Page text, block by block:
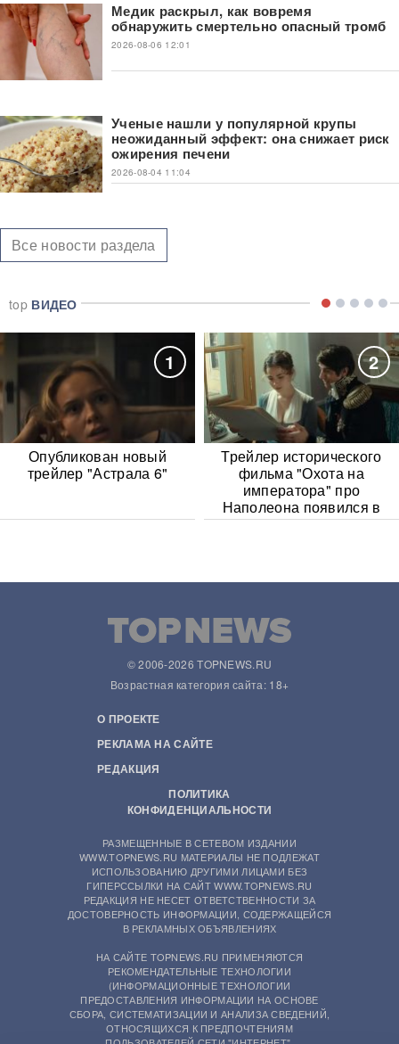
Медик раскрыл, как вовремя
обнаружить смертельно опасный тромб
2026-08-06 12:01
Ученые нашли у популярной крупы
неожиданный эффект: она снижает риск
ожирения печени
2026-08-04 11:04
Все новости раздела
top ВИДЕО
1
Опубликован новый
трейлер "Астрала 6"
2
Трейлер исторического
фильма "Охота на
императора" про
Наполеона появился в
Сети
© 2006-2026 TOPNEWS.RU
Возрастная категория сайта: 18+
О ПРОЕКТЕ
РЕКЛАМА НА САЙТЕ
РЕДАКЦИЯ
ПОЛИТИКА
КОНФИДЕНЦИАЛЬНОСТИ
РАЗМЕЩЕННЫЕ В СЕТЕВОМ ИЗДАНИИ
WWW.TOPNEWS.RU МАТЕРИАЛЫ НЕ ПОДЛЕЖАТ
ИСПОЛЬЗОВАНИЮ ДРУГИМИ ЛИЦАМИ БЕЗ
ГИПЕРССЫЛКИ НА САЙТ WWW.TOPNEWS.RU
РЕДАКЦИЯ НЕ НЕСЕТ ОТВЕТСТВЕННОСТИ ЗА
ДОСТОВЕРНОСТЬ ИНФОРМАЦИИ, СОДЕРЖАЩЕЙСЯ
В РЕКЛАМНЫХ ОБЪЯВЛЕНИЯХ
НА САЙТЕ TOPNEWS.RU ПРИМЕНЯЮТСЯ
РЕКОМЕНДАТЕЛЬНЫЕ ТЕХНОЛОГИИ
(ИНФОРМАЦИОННЫЕ ТЕХНОЛОГИИ
ПРЕДОСТАВЛЕНИЯ ИНФОРМАЦИИ НА ОСНОВЕ
СБОРА, СИСТЕМАТИЗАЦИИ И АНАЛИЗА СВЕДЕНИЙ,
ОТНОСЯЩИХСЯ К ПРЕДПОЧТЕНИЯМ